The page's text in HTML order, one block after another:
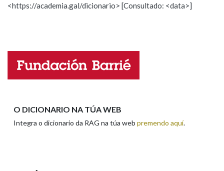
Pertence a
LIMPAR BUSCA
Propoño mellorar a definición
Nome
<https://academia.gal/dicionario> [Consultado: <data>]
O DICIONARIO NA TÚA WEB
Integra o dicionario da RAG na túa web premendo aquí.